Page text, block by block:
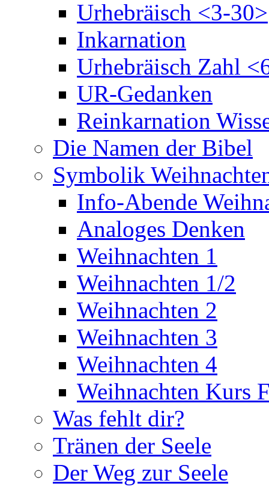
Urhebräisch <3-30>
Inkarnation
Urhebräisch Zahl
UR-Gedanken
Reinkarnation
Die Namen der Bibel
Symbolik
Info-Abende
Analoges Denken
Weihnachten 1
Weihnachten 1/2
Weihnachten 2
Weihnachten 3
Weihnachten 4
Weihnachten Kurs
Was fehlt dir?
Tränen der Seele
Der Weg zur Seele